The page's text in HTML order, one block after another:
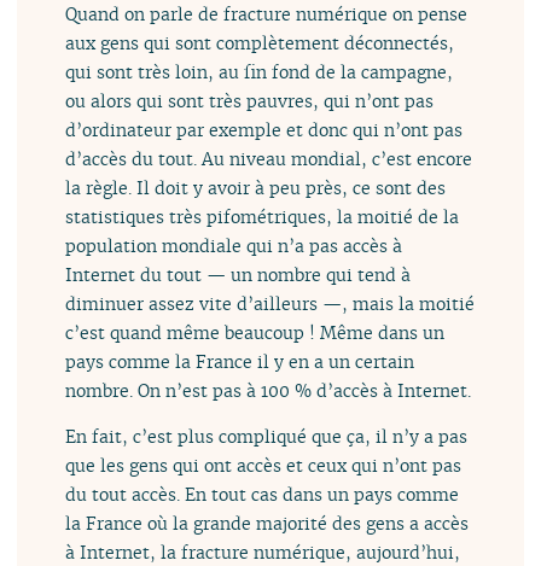
Quand on parle de fracture numérique on pense
aux gens qui sont complètement déconnectés,
qui sont très loin, au fin fond de la campagne,
ou alors qui sont très pauvres, qui n’ont pas
d’ordinateur par exemple et donc qui n’ont pas
d’accès du tout. Au niveau mondial, c’est encore
la règle. Il doit y avoir à peu près, ce sont des
statistiques très pifométriques, la moitié de la
population mondiale qui n’a pas accès à
Internet du tout — un nombre qui tend à
diminuer assez vite d’ailleurs —, mais la moitié
c’est quand même beaucoup ! Même dans un
pays comme la France il y en a un certain
nombre. On n’est pas à 100 % d’accès à Internet.
En fait, c’est plus compliqué que ça, il n’y a pas
que les gens qui ont accès et ceux qui n’ont pas
du tout accès. En tout cas dans un pays comme
la France où la grande majorité des gens a accès
à Internet, la fracture numérique, aujourd’hui,